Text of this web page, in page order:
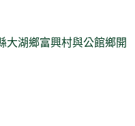
湖鄉富興村與公館鄉開